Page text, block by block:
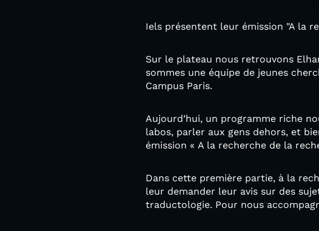
Iels présentent leur émission "A la
Sur le plateau nous retrouvons
sommes une équipe de jeunes
Campus Paris.
Aujourd’hui, un programme riche
labos, parler aux gens dehors, et
émission « A la recherche de la
Dans cette première partie, à la
leur demander leur avis sur des
traductologie. Pour nous